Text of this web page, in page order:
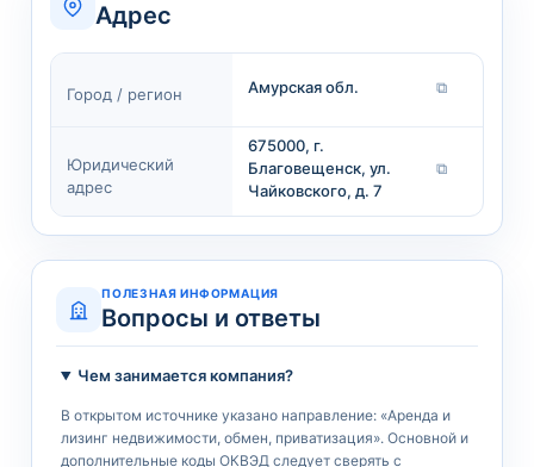
Адрес
Город / регион Амурская обл. ⧉
Юридический
адрес
675000, г.
Благовещенск, ул.
Чайковского, д. 7
⧉
ПОЛЕЗНАЯ ИНФОРМАЦИЯ
Вопросы и ответы
Чем занимается компания?
В открытом источнике указано направление: «Аренда и
лизинг недвижимости, обмен, приватизация». Основной и
дополнительные коды ОКВЭД следует сверять с